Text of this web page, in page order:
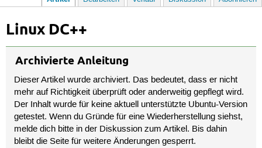
Linux DC++
Archivierte Anleitung
Dieser Artikel wurde archiviert. Das bedeutet, dass er nicht
mehr auf Richtigkeit überprüft oder anderweitig gepflegt wird.
Der Inhalt wurde für keine aktuell unterstützte Ubuntu-Version
getestet. Wenn du Gründe für eine Wiederherstellung siehst,
melde dich bitte in der Diskussion zum Artikel. Bis dahin
bleibt die Seite für weitere Änderungen gesperrt.